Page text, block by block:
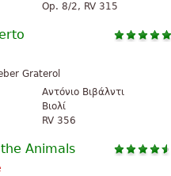
Op. 8/2, RV 315
Graterol
Αντόνιο Βιβάλντι
Βιολί
RV 356
Animals